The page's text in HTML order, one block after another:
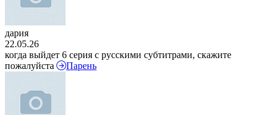
дария
22.05.26
когда выйдет 6 серия с русскими субтитрами, скажите
пожалуйста
Парень